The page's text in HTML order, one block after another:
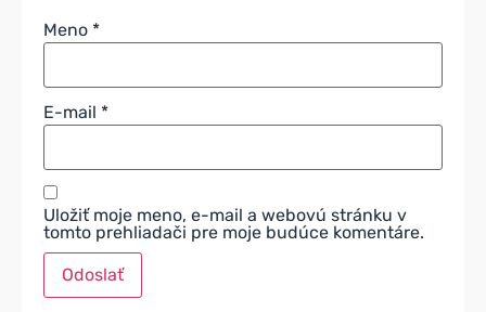
Meno *
E-mail *
Uložiť moje meno, e-mail a webovú stránku v
tomto prehliadači pre moje budúce komentáre.